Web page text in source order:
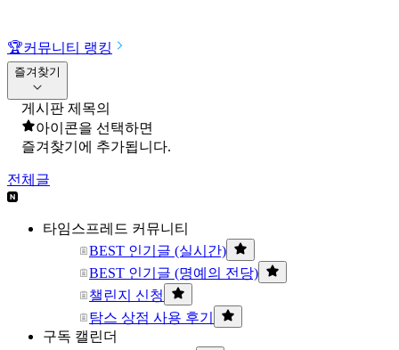
🏆커뮤니티 랭킹
즐겨찾기
게시판 제목의
아이콘을 선택하면
즐겨찾기에 추가됩니다.
전체글
타임스프레드 커뮤니티
BEST 인기글 (실시간)
BEST 인기글 (명예의 전당)
챌린지 신청
탐스 상점 사용 후기
구독 캘린더